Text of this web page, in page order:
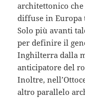
architettonico
diffuse in Europa
Solo più avanti
per definire il
Inghilterra dalla
anticipatore del
Inoltre,
altro parallelo